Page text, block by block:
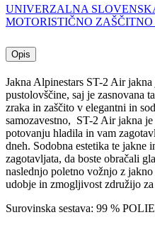
UNIVERZALNA
MOTORISTIČNO ZAŠČITNO
Opis
Jakna Alpinestars ST-2 Air
pustolovščine, saj je zasnovana
zraka in zaščito v elegantni in
samozavestno, ST-2 Air jakna
potovanju hladila in vam
dneh. Sodobna estetika te jakne
zagotavljata, da boste obračali
naslednjo poletno vožnjo z
udobje in zmogljivost združijo
Surovinska sestava: 99 %